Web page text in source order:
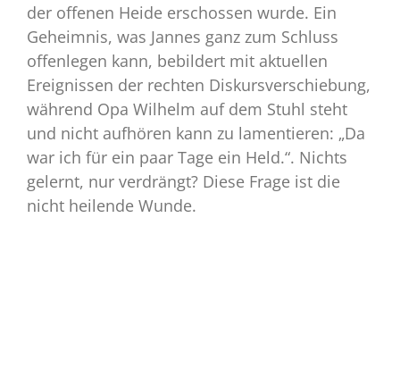
der offenen Heide erschossen wurde. Ein
Geheimnis, was Jannes ganz zum Schluss
offenlegen kann, bebildert mit aktuellen
Ereignissen der rechten Diskursverschiebung,
während Opa Wilhelm auf dem Stuhl steht
und nicht aufhören kann zu lamentieren: „Da
war ich für ein paar Tage ein Held.“. Nichts
gelernt, nur verdrängt? Diese Frage ist die
nicht heilende Wunde.